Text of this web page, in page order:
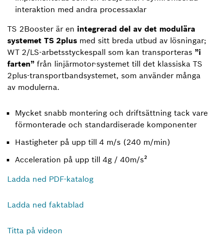
interaktion med andra processaxlar
TS 2Booster är en integrerad del av det modulära
systemet TS 2plus med sitt breda utbud av lösningar;
WT 2/LS-arbetsstyckespall som kan transporteras ”i
farten” från linjärmotor-systemet till det klassiska TS
2plus-transportbandsystemet, som använder många
av modulerna.
Mycket snabb montering och driftsättning tack vare
förmonterade och standardiserade komponenter
Hastigheter på upp till 4 m/s (240 m/min)
Acceleration på upp till 4g / 40m/s²
Ladda ned PDF-katalog
Ladda ned faktablad
Titta på videon